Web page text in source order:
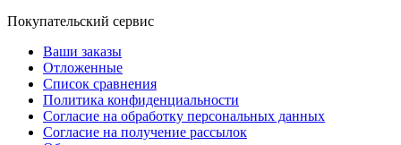
Покупательский сервис
Ваши заказы
Отложенные
Список сравнения
Политика конфиденциальности
Согласие на обработку персональных данных
Согласие на получение рассылок